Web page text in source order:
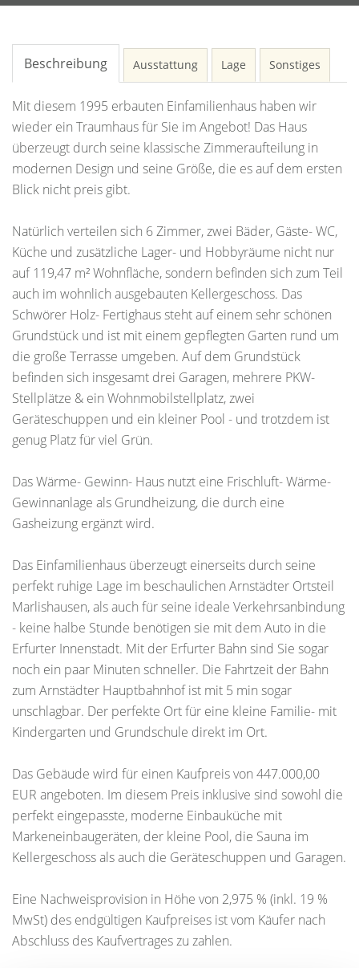
Beschreibung Ausstattung Lage Sonstiges
Mit diesem 1995 erbauten Einfamilienhaus haben wir
wieder ein Traumhaus für Sie im Angebot! Das Haus
überzeugt durch seine klassische Zimmeraufteilung in
modernen Design und seine Größe, die es auf dem ersten
Blick nicht preis gibt.
Natürlich verteilen sich 6 Zimmer, zwei Bäder, Gäste- WC,
Küche und zusätzliche Lager- und Hobbyräume nicht nur
auf 119,47 m² Wohnfläche, sondern befinden sich zum Teil
auch im wohnlich ausgebauten Kellergeschoss. Das
Schwörer Holz- Fertighaus steht auf einem sehr schönen
Grundstück und ist mit einem gepflegten Garten rund um
die große Terrasse umgeben. Auf dem Grundstück
befinden sich insgesamt drei Garagen, mehrere PKW-
Stellplätze & ein Wohnmobilstellplatz, zwei
Geräteschuppen und ein kleiner Pool - und trotzdem ist
genug Platz für viel Grün.
Das Wärme- Gewinn- Haus nutzt eine Frischluft- Wärme-
Gewinnanlage als Grundheizung, die durch eine
Gasheizung ergänzt wird.
Das Einfamilienhaus überzeugt einerseits durch seine
perfekt ruhige Lage im beschaulichen Arnstädter Ortsteil
Marlishausen, als auch für seine ideale Verkehrsanbindung
- keine halbe Stunde benötigen sie mit dem Auto in die
Erfurter Innenstadt. Mit der Erfurter Bahn sind Sie sogar
noch ein paar Minuten schneller. Die Fahrtzeit der Bahn
zum Arnstädter Hauptbahnhof ist mit 5 min sogar
unschlagbar. Der perfekte Ort für eine kleine Familie- mit
Kindergarten und Grundschule direkt im Ort.
Das Gebäude wird für einen Kaufpreis von 447.000,00
EUR angeboten. Im diesem Preis inklusive sind sowohl die
perfekt eingepasste, moderne Einbauküche mit
Markeneinbaugeräten, der kleine Pool, die Sauna im
Kellergeschoss als auch die Geräteschuppen und Garagen.
Eine Nachweisprovision in Höhe von 2,975 % (inkl. 19 %
MwSt) des endgültigen Kaufpreises ist vom Käufer nach
Abschluss des Kaufvertrages zu zahlen.